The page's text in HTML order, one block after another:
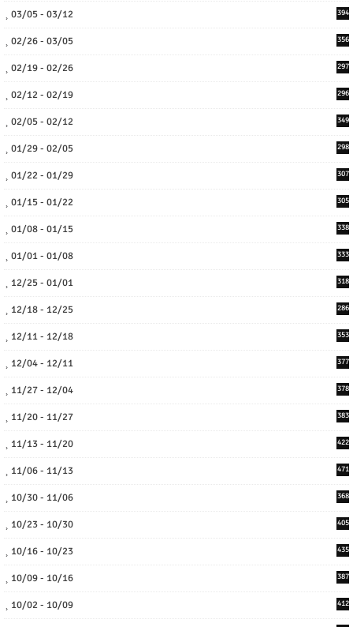
03/05 - 03/12 394
02/26 - 03/05 356
02/19 - 02/26 297
02/12 - 02/19 296
02/05 - 02/12 349
01/29 - 02/05 298
01/22 - 01/29 307
01/15 - 01/22 305
01/08 - 01/15 338
01/01 - 01/08 333
12/25 - 01/01 318
12/18 - 12/25 286
12/11 - 12/18 353
12/04 - 12/11 377
11/27 - 12/04 378
11/20 - 11/27 383
11/13 - 11/20 422
11/06 - 11/13 471
10/30 - 11/06 368
10/23 - 10/30 405
10/16 - 10/23 435
10/09 - 10/16 387
10/02 - 10/09 412